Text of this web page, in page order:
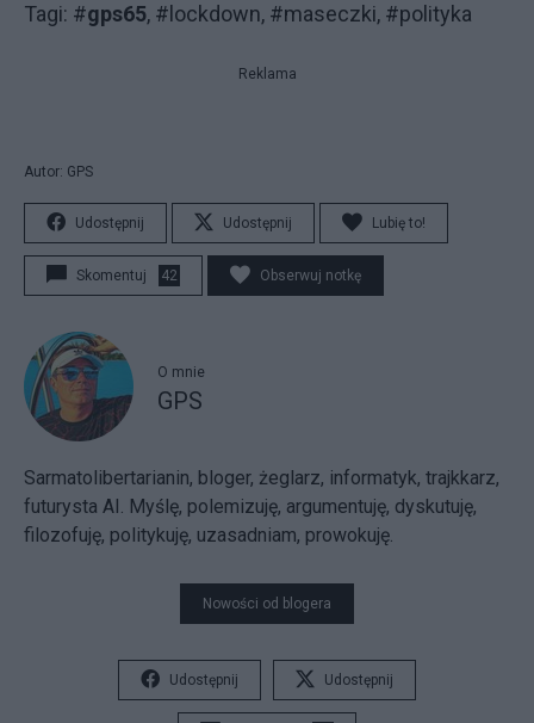
Tagi: #gps65, #lockdown, #maseczki, #polityka
Reklama
Autor: GPS
Udostępnij Udostępnij Lubię to!
Skomentuj 42 Obserwuj notkę
O mnie
GPS
Sarmatolibertarianin, bloger, żeglarz, informatyk, trajkkarz,
futurysta AI. Myślę, polemizuję, argumentuję, dyskutuję,
filozofuję, politykuję, uzasadniam, prowokuję.
Nowości od blogera
Udostępnij Udostępnij